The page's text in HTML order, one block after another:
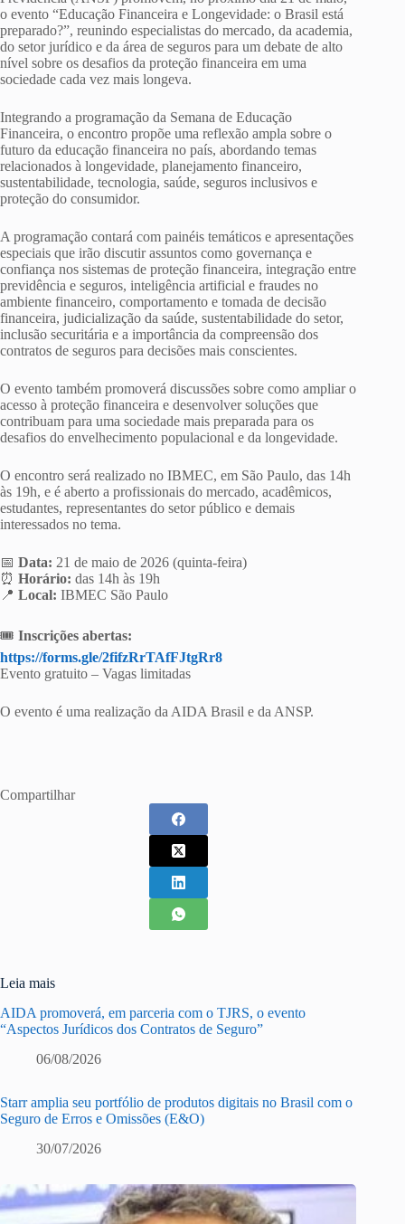
o evento “Educação Financeira e Longevidade: o Brasil está
preparado?”, reunindo especialistas do mercado, da academia,
do setor jurídico e da área de seguros para um debate de alto
nível sobre os desafios da proteção financeira em uma
sociedade cada vez mais longeva.
Integrando a programação da Semana de Educação
Financeira, o encontro propõe uma reflexão ampla sobre o
futuro da educação financeira no país, abordando temas
relacionados à longevidade, planejamento financeiro,
sustentabilidade, tecnologia, saúde, seguros inclusivos e
proteção do consumidor.
A programação contará com painéis temáticos e apresentações
especiais que irão discutir assuntos como governança e
confiança nos sistemas de proteção financeira, integração entre
previdência e seguros, inteligência artificial e fraudes no
ambiente financeiro, comportamento e tomada de decisão
financeira, judicialização da saúde, sustentabilidade do setor,
inclusão securitária e a importância da compreensão dos
contratos de seguros para decisões mais conscientes.
O evento também promoverá discussões sobre como ampliar o
acesso à proteção financeira e desenvolver soluções que
contribuam para uma sociedade mais preparada para os
desafios do envelhecimento populacional e da longevidade.
O encontro será realizado no IBMEC, em São Paulo, das 14h
às 19h, e é aberto a profissionais do mercado, acadêmicos,
estudantes, representantes do setor público e demais
interessados no tema.
📅 Data: 21 de maio de 2026 (quinta-feira)
⏰ Horário: das 14h às 19h
📍 Local: IBMEC São Paulo
🎟️ Inscrições abertas:
https://forms.gle/2fifzRrTAfFJtgRr8
Evento gratuito – Vagas limitadas
O evento é uma realização da AIDA Brasil e da ANSP.
Compartilhar
Leia mais
AIDA promoverá, em parceria com o TJRS, o evento
“Aspectos Jurídicos dos Contratos de Seguro”
06/08/2026
Starr amplia seu portfólio de produtos digitais no Brasil com o
Seguro de Erros e Omissões (E&O)
30/07/2026